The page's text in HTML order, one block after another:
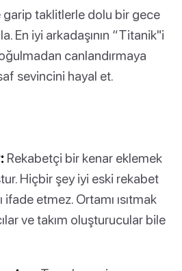
garip taklitlerle dolu bir gece
En iyi arkadaşının “Titanik"i
canlandırmaya
sevincini hayal et.
Rekabetçi bir kenar eklemek
Hiçbir şey iyi eski rekabet
ifade etmez. Ortamı ısıtmak
ve takım oluşturucular bile